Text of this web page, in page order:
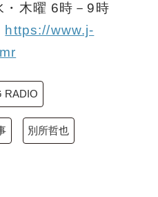
・木曜 6時－9時
https://www.j-
RADIO
別所哲也